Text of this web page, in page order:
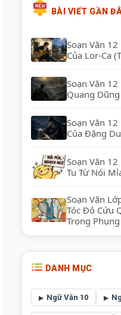
BÀI VIẾT GẦN
Soạn Văn
Của Lor-Ca
Soạn Văn 12
Quang Dũng
Soạn Văn
Của Đặng
Soạn Văn
Tu Từ Nói
Soạn Văn
Tóc Đỏ Cứu
Trọng Phụng
DANH MỤC
Ngữ Văn 10